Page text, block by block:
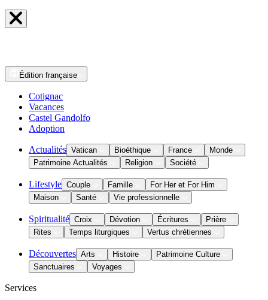
Édition française
Cotignac
Vacances
Castel Gandolfo
Adoption
Actualités Vatican Bioéthique France
Monde
Patrimoine Actualités
Religion Société
Lifestyle Couple Famille
For Her et For Him
Maison
Santé Vie professionnelle
Spiritualité Croix Dévotion Écritures
Prière
Rites
Temps liturgiques Vertus chrétiennes
Découvertes Arts Histoire
Patrimoine Culture
Sanctuaires
Voyages
Services